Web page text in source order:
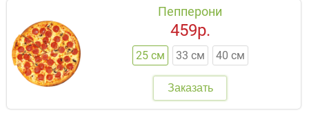
Пепперони
25 см 33 см 40 см
459р.
Заказать